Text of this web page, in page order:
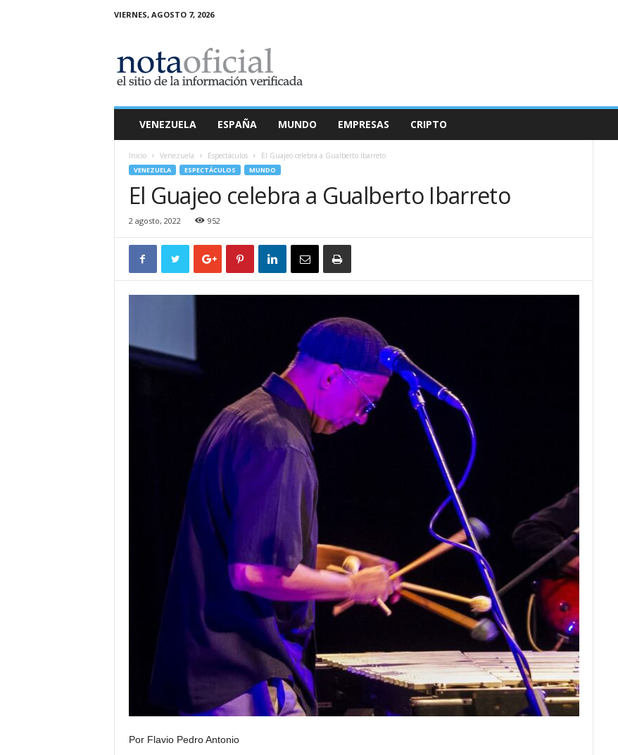
VIERNES, AGOSTO 7, 2026
a
O
VENEZUELA ESPAÑA MUNDO EMPRESAS CRIPTO
Inicio Venezuela Espectáculos El Guajeo celebra a Gualberto Ibarreto
VENEZUELA ESPECTÁCULOS MUNDO
El Guajeo celebra a Gualberto Ibarreto
2 agosto, 2022 952
Por Flavio Pedro Antonio